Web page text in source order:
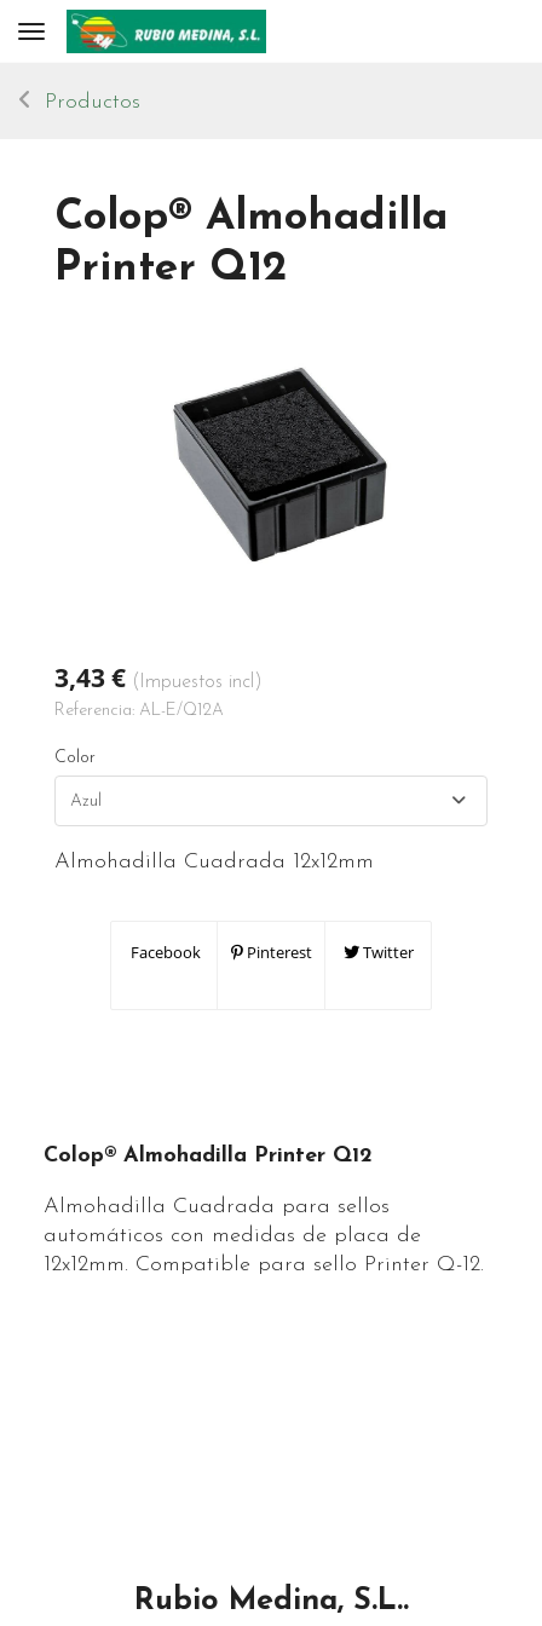
Toggle navigation
Productos
Colop® Almohadilla
Printer Q12
3,43 € (Impuestos incl)
Referencia: AL-E/Q12A
Color
Almohadilla Cuadrada 12x12mm
Facebook Pinterest Twitter
Colop® Almohadilla Printer Q12
Almohadilla Cuadrada para sellos
automáticos con medidas de placa de
12x12mm. Compatible para sello Printer Q-12.
Rubio Medina, S.L..